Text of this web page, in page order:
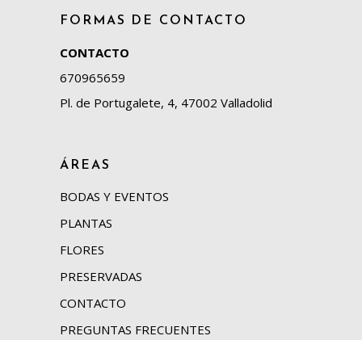
FORMAS DE CONTACTO
CONTACTO
670965659
Pl. de Portugalete, 4, 47002 Valladolid
ÁREAS
BODAS Y EVENTOS
PLANTAS
FLORES
PRESERVADAS
CONTACTO
PREGUNTAS FRECUENTES